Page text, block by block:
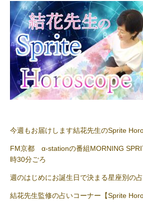
今週もお届けします結花先生のSprite
FM京都 α-stationの番組MORNING
時30分ごろ
週のはじめにお誕生日で決まる星座別の
結花先生監修の占いコーナー【Sprite